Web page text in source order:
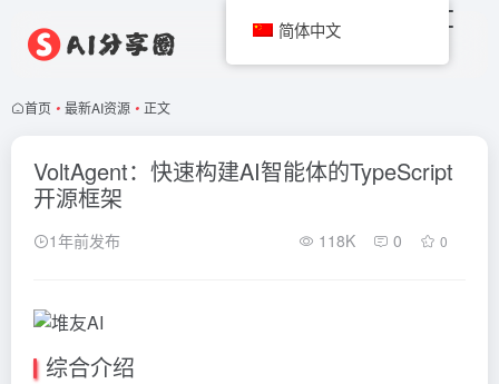
首页 • 最新AI资源 • 正文
VoltAgent：快速构建AI智能体的TypeScript
开源框架
1年前发布 118K 0 0
综合介绍
简体中文